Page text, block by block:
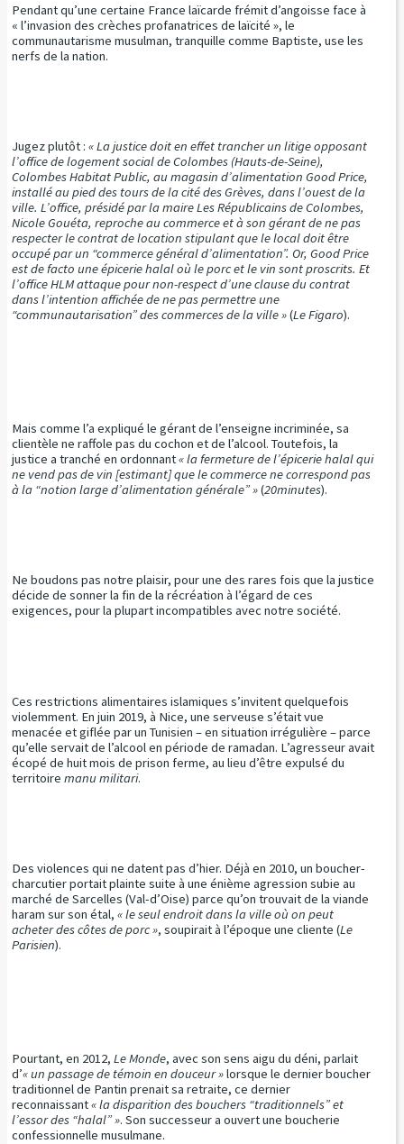
Pendant qu’une certaine France laïcarde frémit d’angoisse face à
« l’invasion des crèches profanatrices de laïcité », le
communautarisme musulman, tranquille comme Baptiste, use les
nerfs de la nation.
Jugez plutôt : « La justice doit en effet trancher un litige opposant
l’office de logement social de Colombes (Hauts-de-Seine),
Colombes Habitat Public, au magasin d’alimentation Good Price,
installé au pied des tours de la cité des Grèves, dans l’ouest de la
ville. L’office, présidé par la maire Les Républicains de Colombes,
Nicole Gouéta, reproche au commerce et à son gérant de ne pas
respecter le contrat de location stipulant que le local doit être
occupé par un “commerce général d’alimentation”. Or, Good Price
est de facto une épicerie halal où le porc et le vin sont proscrits. Et
l’office HLM attaque pour non-respect d’une clause du contrat
dans l’intention affichée de ne pas permettre une
“communautarisation” des commerces de la ville »(Le Figaro).
Mais comme l’a expliqué le gérant de l’enseigne incriminée, sa
clientèle ne raffole pas du cochon et de l’alcool. Toutefois, la
justice a tranché en ordonnant« la fermeture de l’épicerie halal qui
ne vend pas de vin [estimant] que le commerce ne correspond pas
à la “notion large d’alimentation générale” »(20minutes).
Ne boudons pas notre plaisir, pour une des rares fois que la justice
décide de sonner la fin de la récréation à l’égard de ces
exigences, pour la plupart incompatibles avec notre société.
Ces restrictions alimentaires islamiques s’invitent quelquefois
violemment. En juin 2019, à Nice, une serveuse s’était vue
menacée et giflée par un Tunisien – en situation irrégulière – parce
qu’elle servait de l’alcool en période de ramadan. L’agresseur avait
écopé de huit mois de prison ferme, au lieu d’être expulsé du
territoire manu militari.
Des violences qui ne datent pas d’hier. Déjà en 2010, un boucher-
charcutier portait plainte suite à une énième agression subie au
marché de Sarcelles (Val-d’Oise) parce qu’on trouvait de la viande
haram sur son étal, « le seul endroit dans la ville où on peut
acheter des côtes de porc », soupirait à l’époque une cliente (Le
Parisien).
Pourtant, en 2012, Le Monde, avec son sens aigu du déni, parlait
d’« un passage de témoin en douceur »lorsque le dernier boucher
traditionnel de Pantin prenait sa retraite, ce dernier
reconnaissant« la disparition des bouchers “traditionnels” et
l’essor des “halal” ». Son successeur a ouvert une boucherie
confessionnelle musulmane.